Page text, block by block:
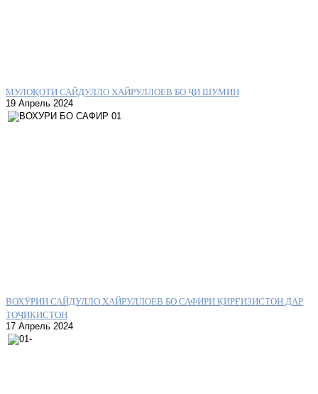
МУЛОҚОТИ САЙДУЛЛО ХАЙРУЛЛОЕВ БО ҶИ ШУМИН
19 Апрель 2024
ВОХӮРИИ САЙДУЛЛО ХАЙРУЛЛОЕВ БО САФИРИ ҚИРҒИЗИСТОН ДАР
ТОҶИКИСТОН
17 Апрель 2024